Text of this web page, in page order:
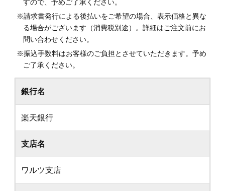
すので、予めご了承ください。
※請求書発行による後払いをご希望の場合、表示価格と異な
る場合がございます（消費税別途）。詳細はご注文前にお
問い合わせください。
※振込手数料はお客様のご負担とさせていただきます。予め
ご了承ください。
銀行名
楽天銀行
支店名
ワルツ支店